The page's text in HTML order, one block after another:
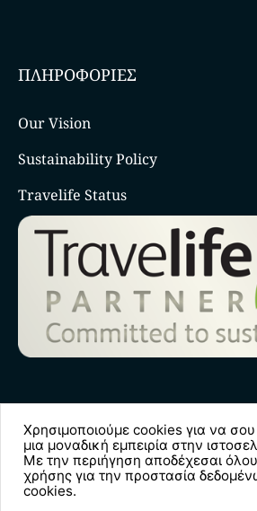
ΠΛΗΡΟΦΟΡΙΕΣ
Our Vision
Sustainability Policy
Travelife Status
© Copyright 2026Iconic
Reserved.
Χρησιμοποιούμε cookies για να
μια μοναδική εμπειρία στην
Με την περιήγηση αποδέχεσαι
χρήσης για την προστασία
cookies.